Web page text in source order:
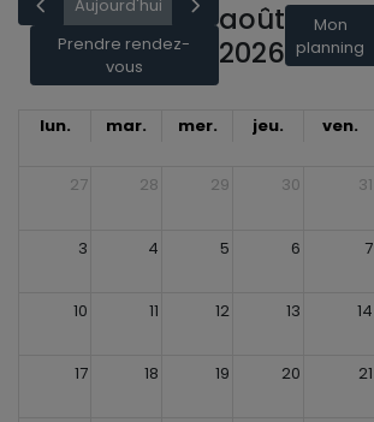
Aujourd'hui
Prendre rendez-
vous
août
2026
Mon
planning
lun. mar. mer. jeu. ven.
27 28 29 30 31
3 4 5 6 7
10 11 12 13 14
17 18 19 20 21